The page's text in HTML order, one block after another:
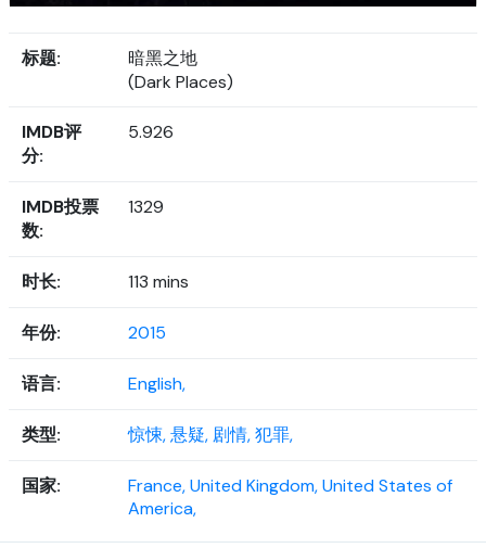
标题:
暗黑之地
(Dark Places)
IMDB评
分:
5.926
IMDB投票
数:
1329
时长: 113 mins
年份: 2015
语言: English,
类型: 惊悚,悬疑, 剧情,犯罪,
国家: France,United Kingdom,United States of
America,